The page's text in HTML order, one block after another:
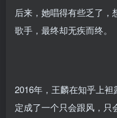
后来，她唱得有些乏了，
歌手，最终却无疾而终。
2016年，王麟在知乎上
定成了一个只会跟风，只